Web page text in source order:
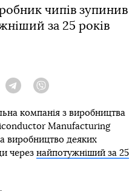
чипів зупинив
за 25 років
Telegram
компанія з виробництва
Manufacturing
виробництво деяких
через найпотужніший за 25